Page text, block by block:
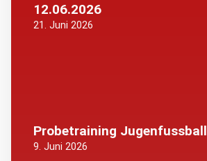
12.06.2026
21. Juni 2026
Probetraining Jugenfussball
9. Juni 2026